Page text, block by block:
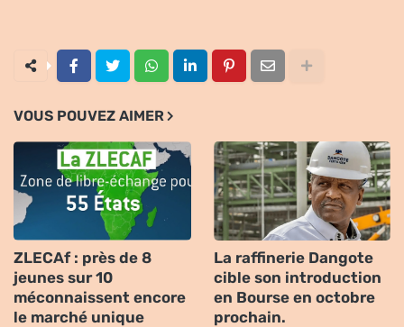
VOUS POUVEZ AIMER
ZLECAf : près de 8
jeunes sur 10
méconnaissent encore
le marché unique
La raffinerie Dangote
cible son introduction
en Bourse en octobre
prochain.